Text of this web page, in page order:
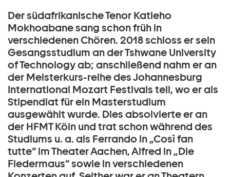
Der südafrikanische Tenor Katleho
Mokhoabane sang schon früh in
verschiedenen Chören. 2018 schloss er sein
Gesangsstudium an der Tshwane University
of Technology ab; anschließend nahm er an
der Meisterkurs-reihe des Johannesburg
International Mozart Festivals teil, wo er als
Stipendiat für ein Masterstudium
ausgewählt wurde. Dies absolvierte er an
der HFMT Köln und trat schon während des
Studiums u. a. als Ferrando in „Così fan
tutte“ im Theater Aachen, Alfred in „Die
Fledermaus“ sowie in verschiedenen